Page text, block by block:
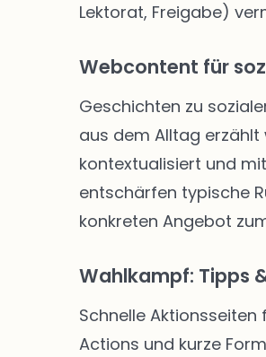
Lektorat, Freigabe)
Webcontent für
Geschichten zu
aus dem Alltag erzählt
kontextualisiert und
entschärfen typische
konkreten Angebot
Wahlkampf: Tipps
Schnelle
Actions und kurze